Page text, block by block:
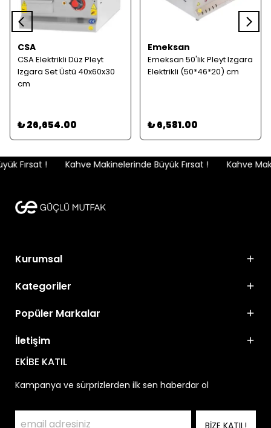
CSA
CSA Elektrikli Düz Pleyt
Izgara Set Üstü 40x60x30
cm
₺ 26,654.00
Emeksan
Emeksan 50'lik Pleyt Izgara
Elektrikli (50*46*20) cm
₺ 6,581.00
Fırsat ! Kahve Makinelerinde Büyük Fırsat ! Kahve
Kurumsal
Kategoriler
Popüler Markalar
İletişim
EKİBE KATIL
Kampanya ve sürprizlerden ilk sen haberdar ol
BİZE KATIL!